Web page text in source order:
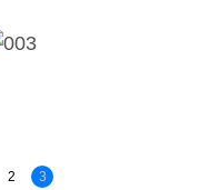
2 3